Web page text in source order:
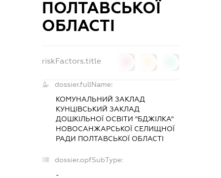
ПОЛТАВСЬКОЇ
ОБЛАСТІ
riskFactors.title
dossier.fullName:
КОМУНАЛЬНИЙ ЗАКЛАД
КУНЦІВСЬКИЙ ЗАКЛАД
ДОШКІЛЬНОЇ ОСВІТИ "БДЖІЛКА"
НОВОСАНЖАРСЬКОЇ СЕЛИЩНОЇ
РАДИ ПОЛТАВСЬКОЇ ОБЛАСТІ
dossier.opfSubType:
-